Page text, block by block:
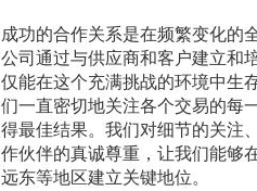
成功的合作关系是在频繁变化的
公司通过与供应商和客户建立和
仅能在这个充满挑战的环境中生
们一直密切地关注各个交易的每
得最佳结果。我们对细节的关注
作伙伴的真诚尊重，让我们能够
远东等地区建立关键地位。